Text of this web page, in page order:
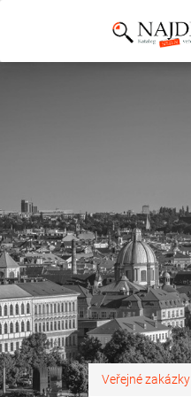
Veřejné zakázky